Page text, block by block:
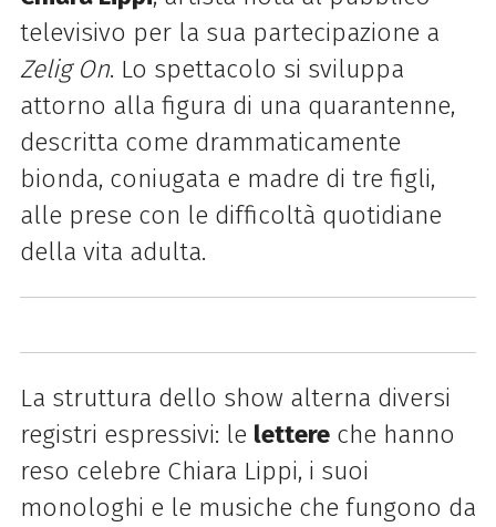
televisivo per la sua partecipazione a
Zelig On. Lo spettacolo si sviluppa
attorno alla figura di una quarantenne,
descritta come drammaticamente
bionda, coniugata e madre di tre figli,
alle prese con le difficoltà quotidiane
della vita adulta.
La struttura dello show alterna diversi
registri espressivi: le lettereche hanno
reso celebre Chiara Lippi, i suoi
monologhi e le musiche che fungono da